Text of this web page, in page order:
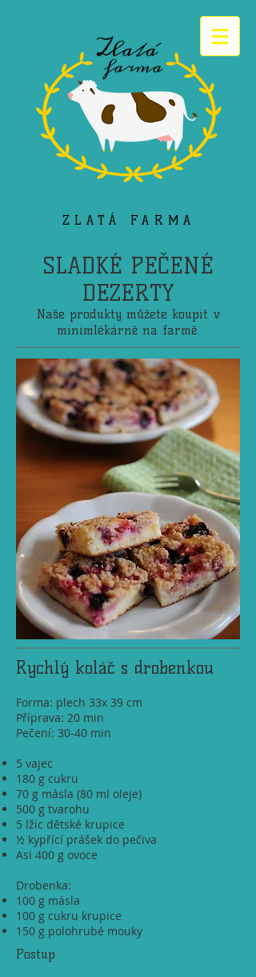
ZLATÁ FARMA
SLADKÉ PEČENÉ
DEZERTY
​Naše produkty můžete koupit v
minimlékárně na farmě.
Rychlý koláč s drobenkou
Forma: plech 33x 39 cm
Příprava: 20 min
Pečení: 30-40 min
5 vajec
180 g cukru
70 g másla (80 ml oleje)
500 g tvarohu
5 lžic dětské krupice
½ kypřící prášek do pečiva
Asi 400 g ovoce
Drobenka:
100 g másla
100 g cukru krupice
150 g polohrubé mouky
Postup